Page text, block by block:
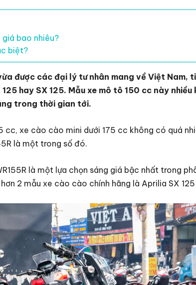
bao nhiêu?
biệt?
được các đại lý tư nhân mang về Việt Nam,
hay SX 125. Mẫu xe mô tô 150 cc này nhiều
trong thời gian tới.
cc, xe cào cào mini dưới 175 cc không có quá
là một trong số đó.
là một lựa chọn sáng giá bậc nhất trong
2 mẫu xe cào cào chính hãng là Aprilia SX 125